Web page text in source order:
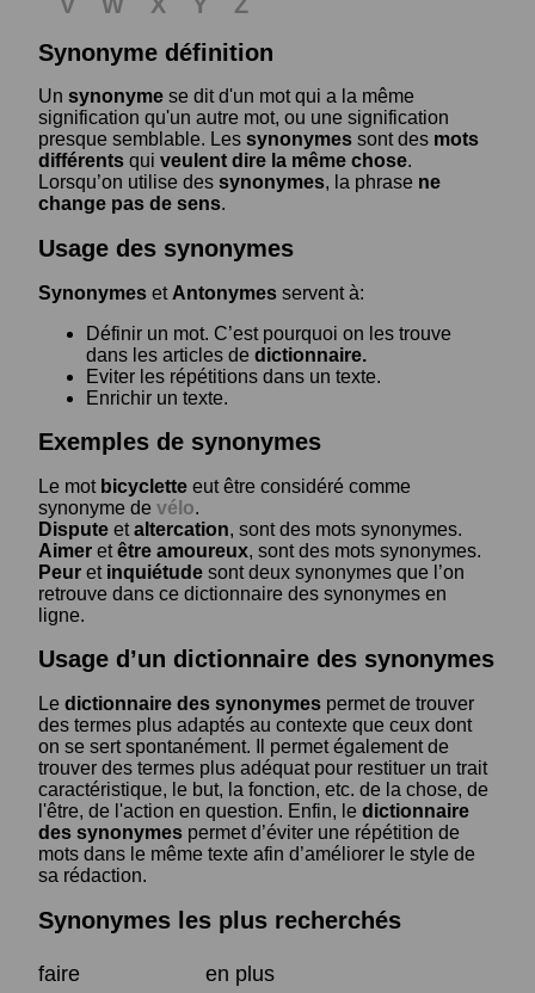
Synonyme définition
Un synonyme se dit d'un mot qui a la même
signification qu'un autre mot, ou une signification
presque semblable. Les synonymes sont des mots
différents qui veulent dire la même chose.
Lorsqu’on utilise des synonymes, la phrase ne
change pas de sens.
Usage des synonymes
Synonymes et Antonymes servent à:
Définir un mot. C’est pourquoi on les trouve
dans les articles de dictionnaire.
Eviter les répétitions dans un texte.
Enrichir un texte.
Exemples de synonymes
Le mot bicyclette eut être considéré comme
synonyme de vélo.
Dispute etaltercation, sont des mots synonymes.
Aimer etêtre amoureux, sont des mots synonymes.
Peur et inquiétude sont deux synonymes que l’on
retrouve dans ce dictionnaire des synonymes en
ligne.
Usage d’un dictionnaire des synonymes
Le dictionnaire des synonymes permet de trouver
des termes plus adaptés au contexte que ceux dont
on se sert spontanément. Il permet également de
trouver des termes plus adéquat pour restituer un trait
caractéristique, le but, la fonction, etc. de la chose, de
l'être, de l'action en question. Enfin, le dictionnaire
des synonymes permet d’éviter une répétition de
mots dans le même texte afin d’améliorer le style de
sa rédaction.
Synonymes les plus recherchés
faire
en plus